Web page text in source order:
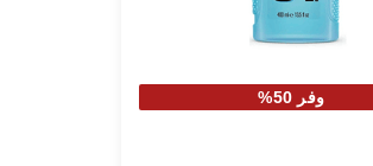
وفر 50%